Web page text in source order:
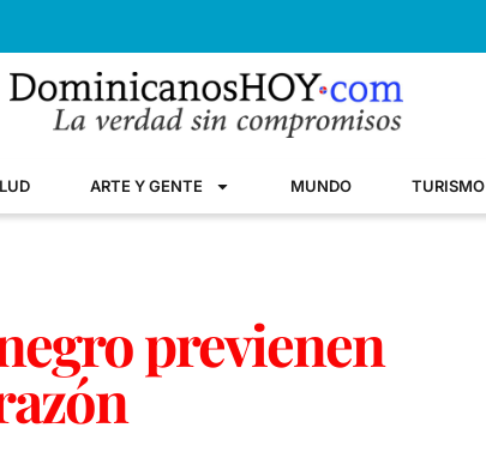
ARTE Y GENTE MUNDO TURISMO
previenen